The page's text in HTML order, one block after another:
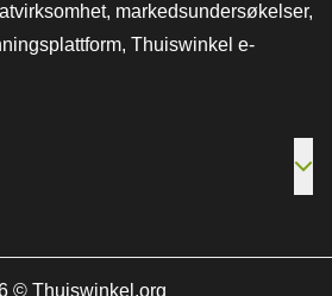
markedsundersøkelser,
Thuiswinkel e-
©Thuiswinkel.org